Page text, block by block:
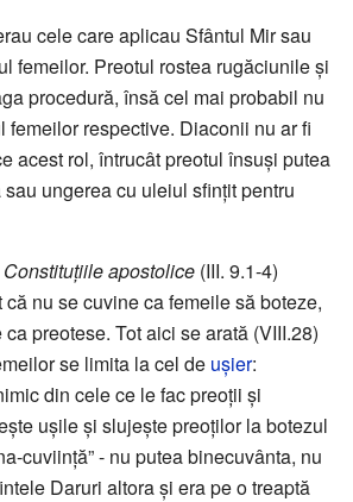
cele care aplicau Sfântul Mir sau
femeilor. Preotul rostea rugăciunile și
procedură, însă cel mai probabil nu
femeilor respective. Diaconii nu ar fi
acest rol, întrucât preotul însuși putea
ungerea cu uleiul sfințit pentru
Constituțiile apostolice (III. 9.1-4)
nu se cuvine ca femeile să boteze,
preotese. Tot aici se arată (VIII.28)
se limita la cel de ușier:
din cele ce le fac preoții și
ușile și slujește preoților la botezul
cuviință” - nu putea binecuvânta, nu
Daruri altora și era pe o treaptă